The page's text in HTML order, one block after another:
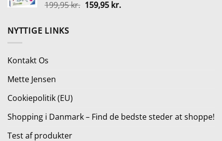
199,00 kr..149,25 kr..
199,95kr. Den
159,95 kr.Den
NYTTIGE LINKS
Kontakt Os
Mette Jensen
Cookiepolitik (EU)
Shopping i Danmark – Find de bedste steder at shoppe!
Test af produkter